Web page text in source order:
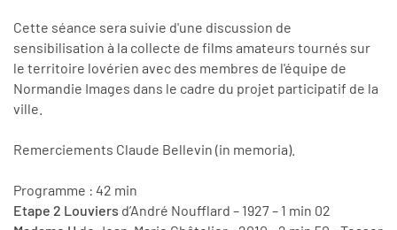
Cette séance sera suivie d'une discussion de
sensibilisation à la collecte de films amateurs tournés sur
le territoire lovérien avec des membres de l'équipe de
Normandie Images dans le cadre du projet participatif de la
ville.
Remerciements Claude Bellevin (in memoria).
Programme : 42 min
Etape 2 Louviers d’André Noufflard – 1927 – 1 min 02